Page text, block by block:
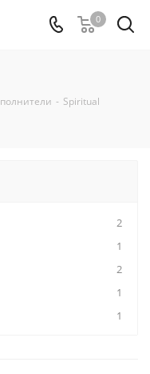
0
- Spiritual
2
1
2
1
1